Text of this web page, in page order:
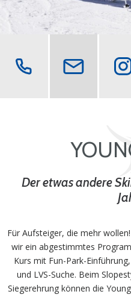
Der etwas andere
Für Aufsteiger, die mehr
wir ein abgestimmtes
Kurs mit Fun-Park-
und LVS-Suche. Beim
Siegerehrung können die